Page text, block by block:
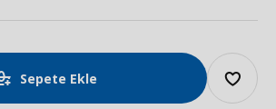
Sepete Ekle